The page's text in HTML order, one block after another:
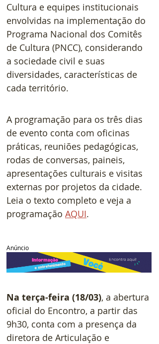
Cultura e equipes institucionais
envolvidas na implementação do
Programa Nacional dos Comitês
de Cultura (PNCC), considerando
a sociedade civil e suas
diversidades, características de
cada território.
A programação para os três dias
de evento conta com oficinas
práticas, reuniões pedagógicas,
rodas de conversas, paineis,
apresentações culturais e visitas
externas por projetos da cidade.
Leia o texto completo e veja a
programação AQUI.
Anúncio
Na terça-feira (18/03), a abertura
oficial do Encontro, a partir das
9h30, conta com a presença da
diretora de Articulação e